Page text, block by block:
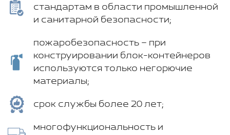
стандартам в области промышленной
и санитарной безопасности;
пожаробезопасность – при
конструировании блок-контейнеров
используются только негорючие
материалы;
срок службы более 20 лет;
многофункциональность и